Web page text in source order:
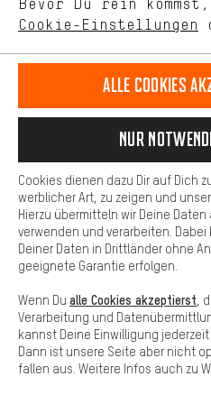
Deutsch english
VERTRAG WIDERRUFEN Aachener
Datenschutz
Hinweisgebersystem
Cookie-Einstellungen
Alle Preise verstehen sich in
Versandkostenfür
Bevor Du rein
Cookie-Einstellungen
unseres Shop-Angebots.
Dein Shopping-Erlebnis wird
stellen wir Verknüpfungen zu
können wir dir weitere
Verfügung stellen. Zudem
Services zu nutzen, die es
finden. Beispielsweise
Fragen schnell und
Basis
Basis-Cookies
grundsätzlich nutzen kannst.
Alle Cookies
Nur
Cookies dienen dazu Dir auf Dich
werblicher Art, zu zeigen und
Hierzu übermitteln wir Deine
verwenden und verarbeiten.
Deiner Daten in Drittländer ohne
geeignete Garantie erfolgen.
Wenn Du alle Cookies akzeptierst ,
Verarbeitung und
kannst Deine Einwilligung
Dann ist unsere Seite aber nicht
fallen aus. Weitere Infos auch zu